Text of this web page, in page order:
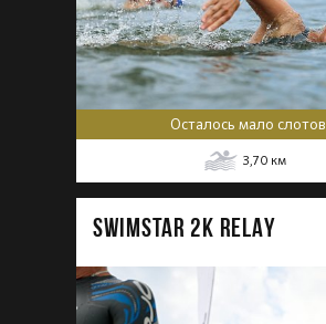
Осталось мало слотов
3,70 км
SWIMSTAR 2K RELAY